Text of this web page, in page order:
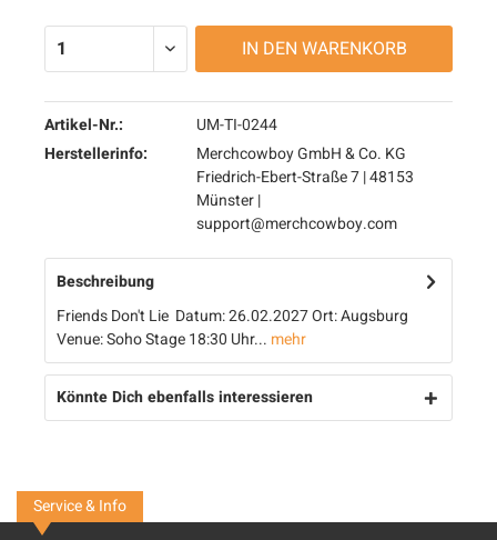
IN DEN WARENKORB
Artikel-Nr.:
UM-TI-0244
Herstellerinfo:
Merchcowboy GmbH & Co. KG
Friedrich-Ebert-Straße 7 | 48153
Münster |
support@merchcowboy.com
Beschreibung
Friends Don't Lie Datum: 26.02.2027 Ort: Augsburg
Venue: Soho Stage 18:30 Uhr... mehr
Könnte Dich ebenfalls interessieren
Service & Info